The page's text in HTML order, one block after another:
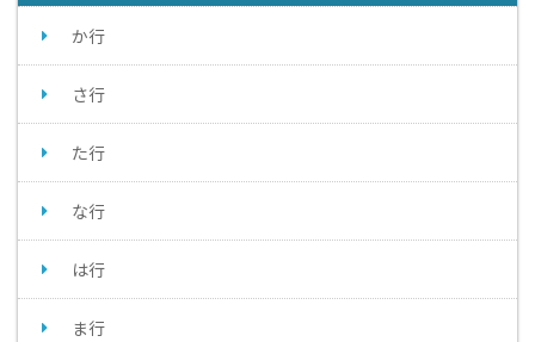
か行
さ行
た行
な行
は行
ま行